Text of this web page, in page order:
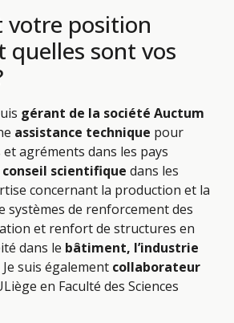
votre position
quelles sont vos
gérant de la société Auctum
assistance technique pour
et agréments dans les pays
conseil scientifique dans les
concernant la production et la
systèmes de renforcement des
et renfort de structures en
dans le bâtiment, l’industrie
Je suis également collaborateur
en Faculté des Sciences